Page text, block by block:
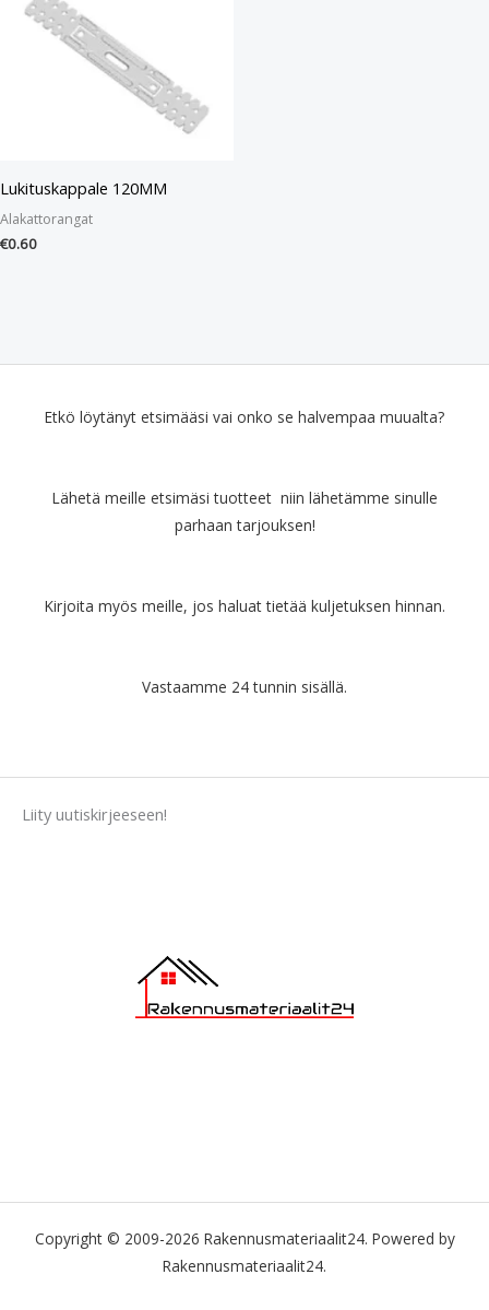
Lukituskappale 120MM
Alakattorangat
€0.60
Etkö löytänyt etsimääsi vai onko se halvempaa muualta?
Lähetä meille etsimäsi tuotteet niin lähetämme sinulle
parhaan tarjouksen!
Kirjoita myös meille, jos haluat tietää kuljetuksen hinnan.
Vastaamme 24 tunnin sisällä.
Liity uutiskirjeeseen!
Copyright © 2009-2026 Rakennusmateriaalit24. Powered by
Rakennusmateriaalit24.